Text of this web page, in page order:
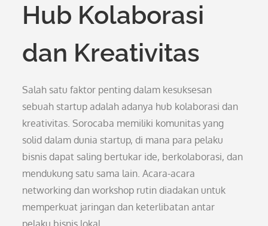
Hub Kolaborasi
dan Kreativitas
Salah satu faktor penting dalam kesuksesan
sebuah startup adalah adanya hub kolaborasi dan
kreativitas. Sorocaba memiliki komunitas yang
solid dalam dunia startup, di mana para pelaku
bisnis dapat saling bertukar ide, berkolaborasi, dan
mendukung satu sama lain. Acara-acara
networking dan workshop rutin diadakan untuk
memperkuat jaringan dan keterlibatan antar
pelaku bisnis lokal.